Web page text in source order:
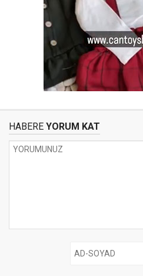
HABERE YORUM KAT